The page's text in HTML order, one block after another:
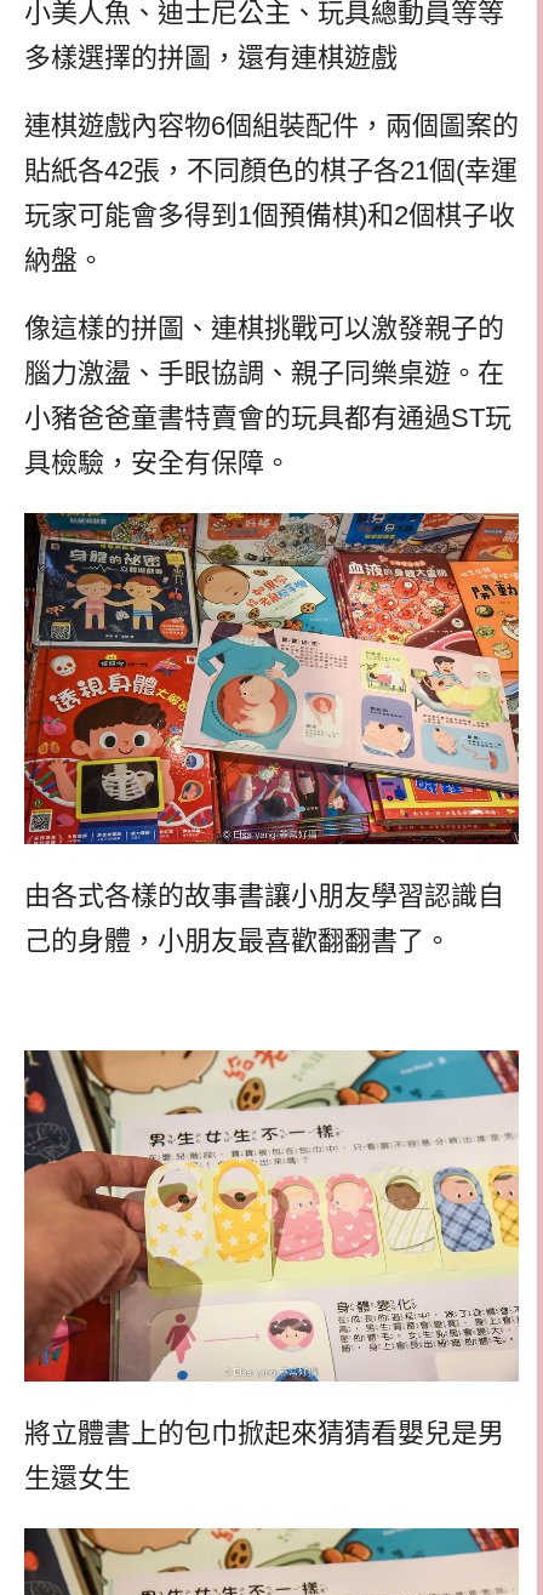
小美人魚、迪士尼公主、玩具總動員等等
多樣選擇的拼圖，還有連棋遊戲
連棋遊戲內容物6個組裝配件，兩個圖案的
貼紙各42張，不同顏色的棋子各21個(幸運
玩家可能會多得到1個預備棋)和2個棋子收
納盤。
像這樣的拼圖、連棋挑戰可以激發親子的
腦力激盪、手眼協調、親子同樂桌遊。 在
小豬爸爸童書特賣會的玩具都有通過ST玩
具檢驗，安全有保障。
由各式各樣的故事書讓小朋友學習認識自
己的身體，小朋友最喜歡翻翻書了。
將立體書上的包巾掀起來猜猜看嬰兒是男
生還女生